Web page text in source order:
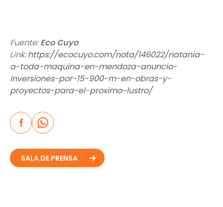
Fuente:Eco Cuyo
Link:https://ecocuyo.com/nota/146022/natania-
a-toda-maquina-en-mendoza-anuncio-
inversiones-por-15-900-m-en-obras-y-
proyectos-para-el-proximo-lustro/
SALA DE PRENSA